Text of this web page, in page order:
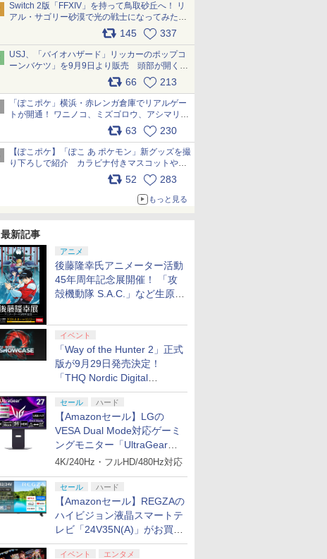
Switch 2版「FFXIV」を持って鳥取砂丘へ！ リ
アル・サゴリー砂漠で光の戦士になってみた
145 337
USJ、「バイオハザード」リッカーのポップコ
ーンバケツ」を9月9日より販売 頭部が開く仕
組み。味は恐怖を堪のう「味噌フレーバー」
66 213
「ぽこポケ」横浜・赤レンガ倉庫でリアルゲー
トが開通！ ワニノコ、ミズゴロウ、アシマリ登
場シーンをレポート pic.x.com/LDgEByVl6D
63 230
【ぽこポケ】「ぽこ あ ポケモン」新グッズを撮
り下ろしで紹介 カラビナ付きマスコットやス
52 283
もっと見る
最新記事
アニメ
後藤隆幸氏アニメーター活動
45年周年記念展開催！ 「攻
殻機動隊 S.A.C.」など生原
イベント
「Way of the Hunter 2」正式
版が9月29日発売決定！
「THQ Nordic Digital
Showcase 2026」まとめ
セール ハード
【Amazonセール】LGの
VESA Dual Mode対応ゲーミ
ングモニター「UltraGear
27G850A-B」がお買い得！
4K/240Hz・フルHD/480Hz対応
セール ハード
【Amazonセール】REGZAの
ハイビジョン液晶スマートテ
レビ「24V35N(A)」がお買い
得！
イベント
エンタメ